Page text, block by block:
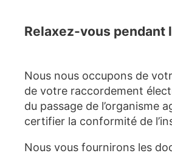
Relaxez-vous pendant
Nous nous occupons de
de votre raccordement
du passage de l’organisme
certifier la conformité de
Nous vous fournirons les